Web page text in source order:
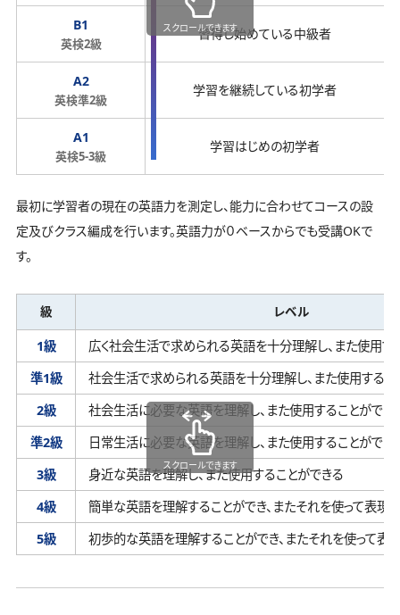
B1
英検2級
習得し始めている中級者
A2
英検準2級
学習を継続している初学者
A1
英検5-3級
学習はじめの初学者
スクロールできます
最初に学習者の現在の英語力を測定し、能力に合わせてコースの設
定及びクラス編成を行います。英語力が０ベースからでも受講OKで
す。
級 レベル
1級 広く社会生活で求められる英語を十分理解し、 また使用す
準1級
社会生活で求められる英語を十分理解し、 また使用するこ
2級
社会生活に必要な英語を理解し、 また使用することができ
準2級
日常生活に必要な英語を理解し、 また使用することができ
3級
身近な英語を理解し、また使用することができる
4級
簡単な英語を理解することができ、 またそれを使って表現
5級
初歩的な英語を理解することができ、 またそれを使って表
スクロールできます